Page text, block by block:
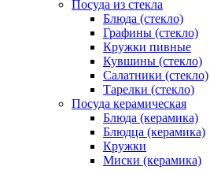
Посуда из стекла
Блюда (стекло)
Графины (стекло)
Кружки пивные
Кувшины (стекло)
Салатники (стекло)
Тарелки (стекло)
Посуда керамическая
Блюда (керамика)
Блюдца (керамика)
Кружки
Миски (керамика)